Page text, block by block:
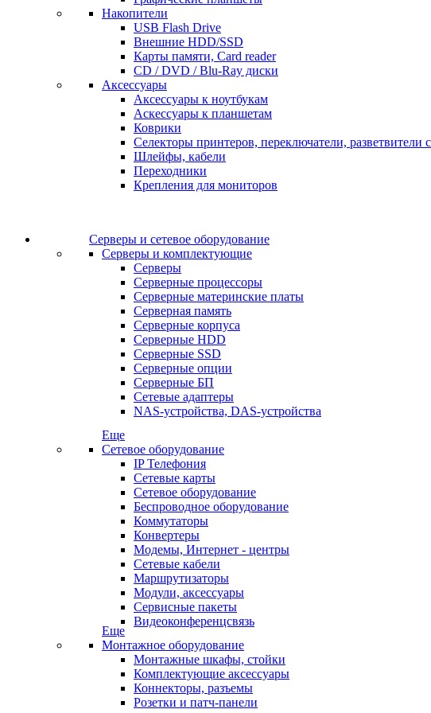
Накопители
USB Flash Drive
Внешние HDD/SSD
Карты памяти, Card reader
CD / DVD / Blu-Ray диски
Аксессуары
Аксессуары к ноутбукам
Аскессуары к планшетам
Коврики
Селекторы принтеров, переключатели, разветвители
Шлейфы, кабели
Переходники
Крепления для мониторов
Серверы и сетевое оборудование
Серверы и комплектующие
Серверы
Серверные процессоры
Серверные материнские платы
Серверная память
Серверные корпуса
Серверные HDD
Серверные SSD
Серверные опции
Серверные БП
Сетевые адаптеры
NAS-устройства, DAS-устройства
Еще
Сетевое оборудование
IP Телефония
Сетевые карты
Сетевое оборудование
Беспроводное оборудование
Коммутаторы
Конвертеры
Модемы, Интернет - центры
Сетевые кабели
Маршрутизаторы
Модули, аксессуары
Сервисные пакеты
Видеоконференцсвязь
Еще
Монтажное оборудование
Монтажные шкафы, стойки
Комплектующие аксессуары
Коннекторы, разъемы
Розетки и патч-панели